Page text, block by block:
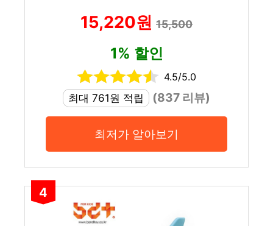
15,220원 15,500
1% 할인
4.5/5.0
최대 761원 적립
(837 리뷰)
최저가 알아보기
4